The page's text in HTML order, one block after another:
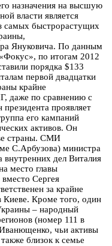
назначения на высшую
власти является
самых быстрорастущих
Януковича. По данным
по итогам 2012
порядка $133
первой двадцатки
крайне
даже по сравнению с
проявляет
его кампаний
активов. Он
страны. СМИ
С.Арбузова) министра
дел Виталия
место главы
Сергея
за крайне
Киеве. Кроме того, один
– народный
(номер 111 в
чьи активы
близок к семье